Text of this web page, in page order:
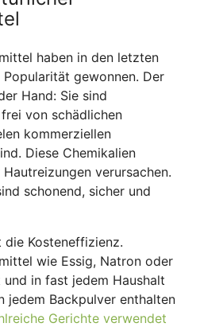
in Abflüssen und
haben in den letzten
gewonnen. Der
Hand: Sie sind
von schädlichen
kommerziellen
Diese Chemikalien
verursachen.
schonend, sicher und
Kosteneffizienz.
wie Essig, Natron oder
in fast jedem Haushalt
jedem Backpulver enthalten
Gerichte verwendet